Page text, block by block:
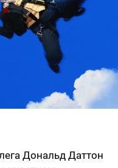
Дональд Даттон